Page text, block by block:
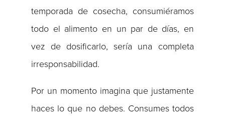
temporada de cosecha, consumiéramos
todo el alimento en un par de días, en
vez de dosificarlo, sería una completa
irresponsabilidad.
Por un momento imagina que justamente
haces lo que no debes. Consumes todos